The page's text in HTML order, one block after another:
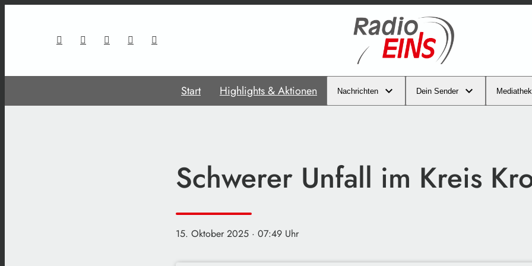
Start Highlights & Aktionen Nachrichten Dein Sender Mediathek
Schwerer Unfall im Kreis
15. Oktober 2025 · 07:49 Uhr